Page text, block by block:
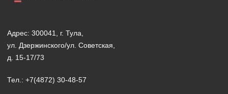
Адрес: 300041, г. Тула,
ул. Дзержинского/ул. Советская,
д. 15-17/73
Тел.: +7(4872) 30-48-57